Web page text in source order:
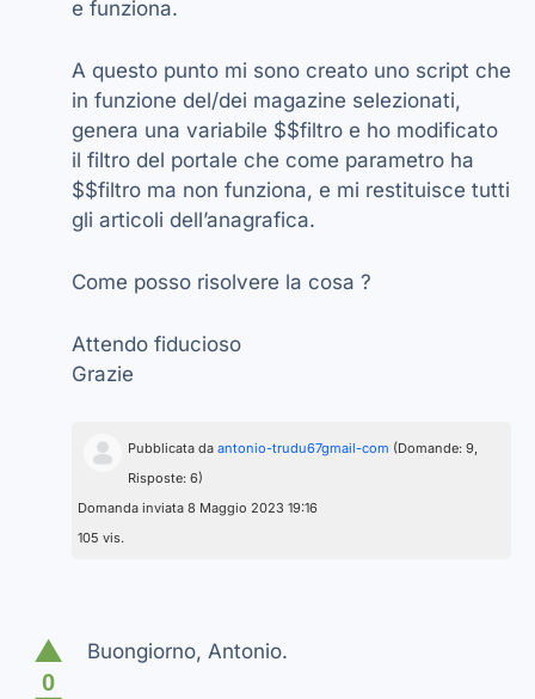
e funziona.
A questo punto mi sono creato uno script che
in funzione del/dei magazine selezionati,
genera una variabile $$filtro e ho modificato
il filtro del portale che come parametro ha
$$filtro ma non funziona, e mi restituisce tutti
gli articoli dell’anagrafica.
Come posso risolvere la cosa ?
Attendo fiducioso
Grazie
Pubblicata da antonio-trudu67gmail-com (Domande: 9,
Risposte: 6)
Domanda inviata 8 Maggio 2023 19:16
105 vis.
▲
0
Buongiorno, Antonio.